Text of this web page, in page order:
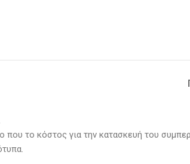
το κόστος για την κατασκευή του